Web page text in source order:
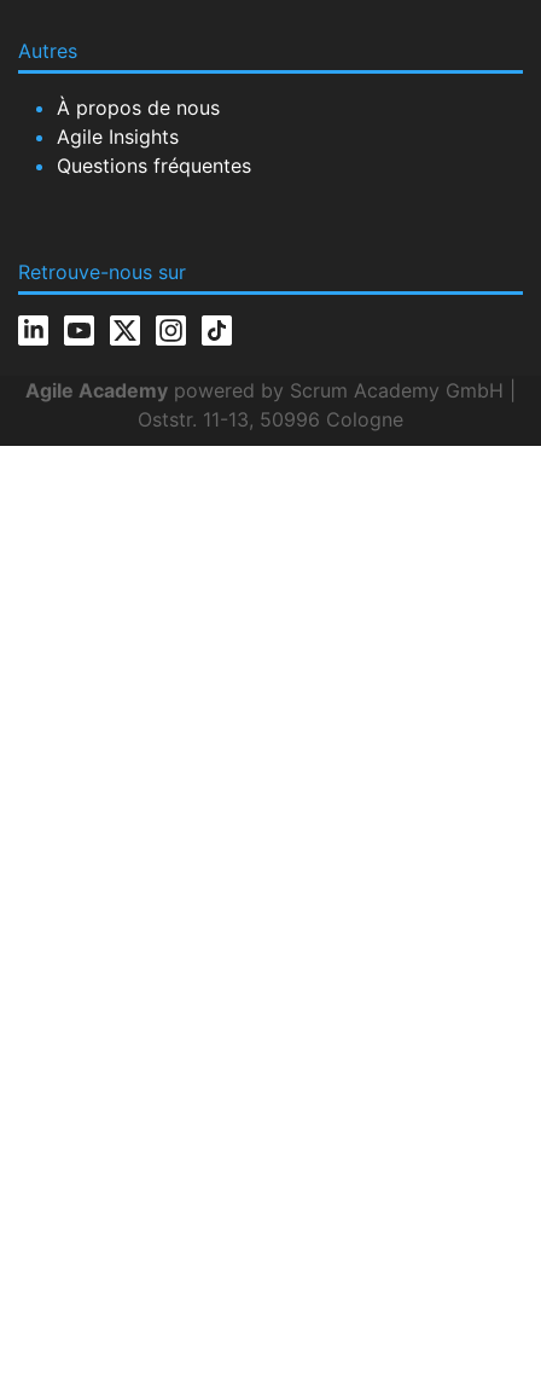
Autres
À propos de nous
Agile Insights
Questions fréquentes
Retrouve-nous sur
Agile Academy powered by Scrum Academy GmbH |
Oststr. 11-13, 50996 Cologne